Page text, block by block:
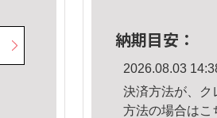
納期目安：
2026.08.03
決済方法が、ク
方法の場合はこ